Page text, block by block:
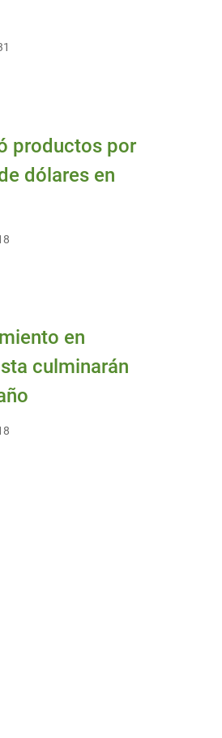
productos por
dólares en
en
culminarán